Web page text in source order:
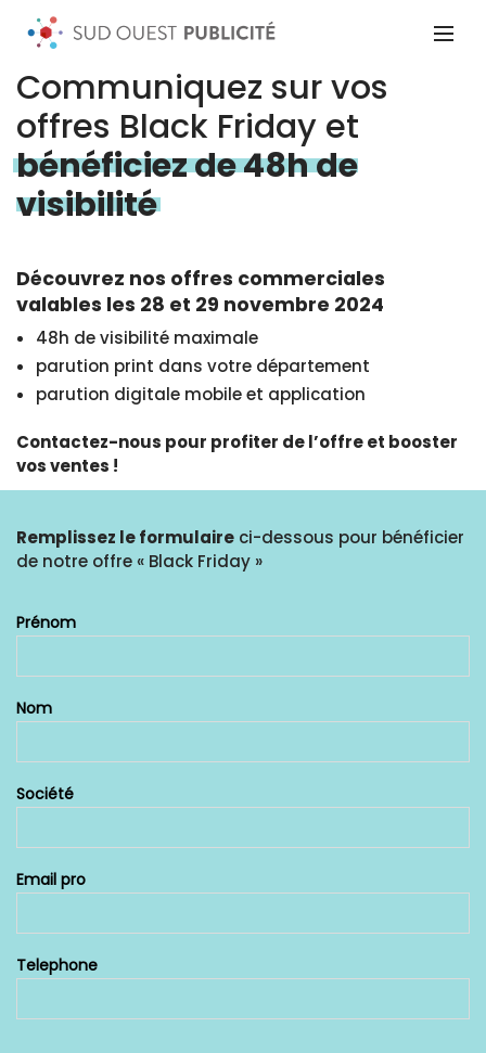
Communiquez sur vos
offres Black Friday et
bénéficiez de 48h de
visibilité
Découvrez nos offres commerciales
valables les 28 et 29 novembre 2024
48h de visibilité maximale
parution print dans votre département
parution digitale mobile et application
Contactez-nous pour profiter de l’offre et booster
vos ventes !
Remplissez le formulaire ci-dessous pour bénéficier
de notre offre « Black Friday »